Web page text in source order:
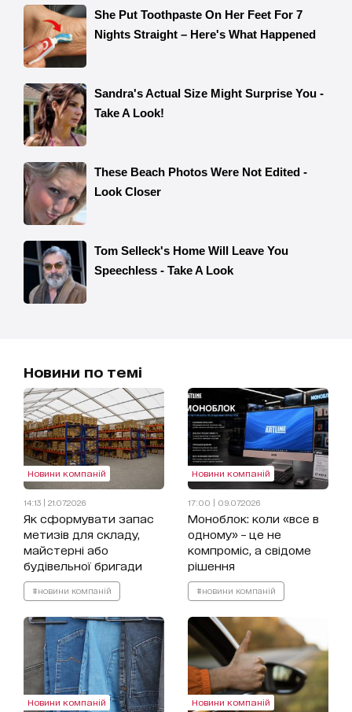
Новини по темі
Новини компаній
14:13 | 21.07.2026
Як сформувати запас
метизів для складу,
майстерні або
будівельної бригади
#новини компаній
Новини компаній
17:00 | 09.07.2026
Моноблок: коли «все в
одному» – це не
компроміс, а свідоме
рішення
#новини компаній
Новини компаній Новини компаній